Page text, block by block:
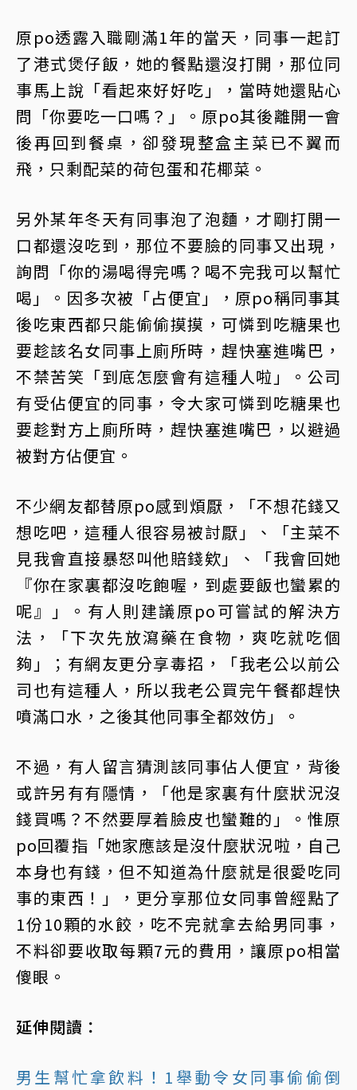
原po透露入職剛滿1年的當天，同事一起訂
了港式煲仔飯，她的餐點還沒打開，那位同
事馬上說「看起來好好吃」，當時她還貼心
問「你要吃一口嗎？」。原po其後離開一會
後再回到餐桌，卻發現整盒主菜已不翼而
飛，只剩配菜的荷包蛋和花椰菜。
另外某年冬天有同事泡了泡麵，才剛打開一
口都還沒吃到，那位不要臉的同事又出現，
詢問「你的湯喝得完嗎？喝不完我可以幫忙
喝」。因多次被「占便宜」，原po稱同事其
後吃東西都只能偷偷摸摸，可憐到吃糖果也
要趁該名女同事上廁所時，趕快塞進嘴巴，
不禁苦笑「到底怎麼會有這種人啦」。公司
有受佔便宜的同事，令大家可憐到吃糖果也
要趁對方上廁所時，趕快塞進嘴巴，以避過
被對方佔便宜。
不少網友都替原po感到煩厭，「不想花錢又
想吃吧，這種人很容易被討厭」、「主菜不
見我會直接暴怒叫他賠錢欸」、「我會回她
『你在家裏都沒吃飽喔，到處要飯也蠻累的
呢』」。有人則建議原po可嘗試的解決方
法，「下次先放瀉藥在食物，爽吃就吃個
夠」；有網友更分享毒招，「我老公以前公
司也有這種人，所以我老公買完午餐都趕快
噴滿口水，之後其他同事全都效仿」。
不過，有人留言猜測該同事佔人便宜，背後
或許另有有隱情，「他是家裏有什麼狀況沒
錢買嗎？不然要厚着臉皮也蠻難的」。惟原
po回覆指「她家應該是沒什麼狀況啦，自己
本身也有錢，但不知道為什麼就是很愛吃同
事的東西！」，更分享那位女同事曾經點了
1份10顆的水餃，吃不完就拿去給男同事，
不料卻要收取每顆7元的費用，讓原po相當
傻眼。
延伸閱讀：
男生幫忙拿飲料！1舉動令女同事偷偷倒